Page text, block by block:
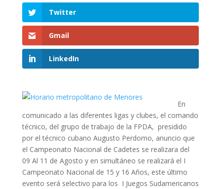
Twitter
Gmail
LinkedIn
En
comunicado a las diferentes ligas y clubes, el comando
técnico, del grupo de trabajo de la FPDA, presidido
por el técnico cubano Augusto Perdomo, anuncio que
el Campeonato Nacional de Cadetes se realizara del
09 Al 11 de Agosto y en simultáneo se realizará el I
Campeonato Nacional de 15 y 16 Años, este último
evento será selectivo para los I Juegos Sudamericanos